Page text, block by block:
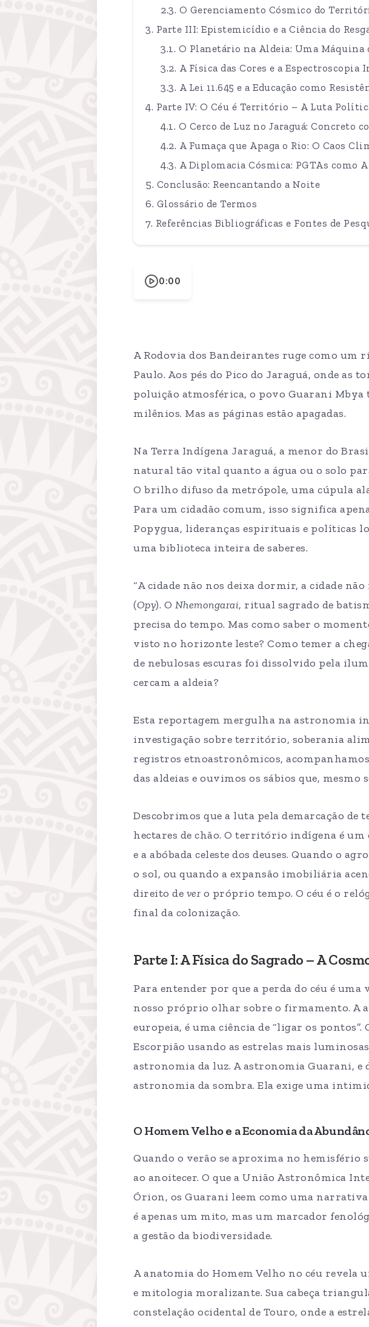
O Gerenciamento Cósmico do
Parte III: Epistemicídio e a Ciência do
O Planetário na Aldeia: Uma Máquina
A Física das Cores e a
A Lei 11.645 e a Educação como
Parte IV: O Céu é Território – A Luta
O Cerco de Luz no Jaraguá: Concreto
A Fumaça que Apaga o Rio: O Caos
A Diplomacia Cósmica: PGTAs como
Conclusão: Reencantando a Noite
Glossário de Termos
Referências Bibliográficas e Fontes de
0:00
A Rodovia dos Bandeirantes ruge como um
Paulo. Aos pés do Pico do Jaraguá, onde
poluição atmosférica, o povo Guarani
milênios. Mas as páginas estão apagadas.
Na Terra Indígena Jaraguá, a menor do
natural tão vital quanto a água ou o solo
O brilho difuso da metrópole, uma cúpula
Para um cidadão comum, isso significa
Popygua, lideranças espirituais e políticas
uma biblioteca inteira de saberes.
“A cidade não nos deixa dormir, a cidade
(Opy). O Nhemongarai, ritual sagrado de
precisa do tempo. Mas como saber o
visto no horizonte leste? Como temer a
de nebulosas escuras foi dissolvido pela
cercam a aldeia?
Esta reportagem mergulha na astronomia
investigação sobre território, soberania
registros etnoastronômicos,
das aldeias e ouvimos os sábios que,
Descobrimos que a luta pela demarcação de
hectares de chão. O território indígena é
e a abóbada celeste dos deuses. Quando o
o sol, ou quando a expansão imobiliária
direito de vero próprio tempo. O céu é o
final da colonização.
Parte I: A Física do Sagrado – A
Para entender por que a perda do céu é
nosso próprio olhar sobre o firmamento. A
europeia, é uma ciência de “ligar os
Escorpião usando as estrelas mais
astronomia da luz. A astronomia Guarani, e
astronomia da sombra. Ela exige uma
O Homem Velho e a Economia da
Quando o verão se aproxima no hemisfério
ao anoitecer. O que a União Astronômica
Órion, os Guarani leem como uma
é apenas um mito, mas um marcador
a gestão da biodiversidade.
A anatomia do Homem Velho no céu revela
e mitologia moralizante. Sua cabeça
constelação ocidental de Touro, onde a